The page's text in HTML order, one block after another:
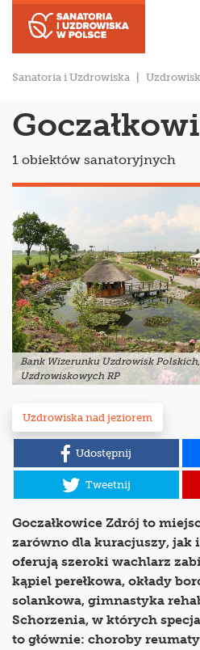
Sanatoria i Uzdrowiska
1 obiektów sanatoryjnych
Bank Wizerunku Uzdrowisk
Uzdrowiskowych RP
Uzdrowiska nad jeziorem
Udostępnij
Tweetnij
Goczałkowice Zdrój to
zarówno dla kuracjuszy, jak
oferują szeroki wachlarz
kąpiel perełkowa, okłady
solankowa, gimnastyka
Schorzenia, w których
to głównie: choroby